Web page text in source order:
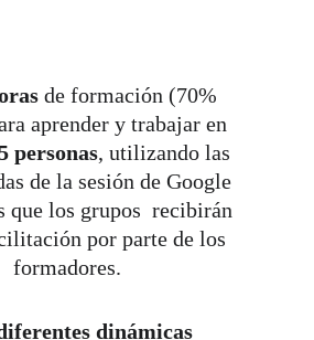
de formación (70%
aprender y trabajar en
personas, utilizando las
de la sesión de Google
que los grupos  recibirán
por parte de los
formadores.
dinámicas